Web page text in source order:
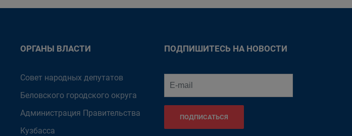
ОРГАНЫ ВЛАСТИ
Совет народных депутатов
Беловского городского округа
Администрация Правительства
Кузбасса
ПОДПИШИТЕСЬ НА НОВОСТИ
ПОДПИСАТЬСЯ